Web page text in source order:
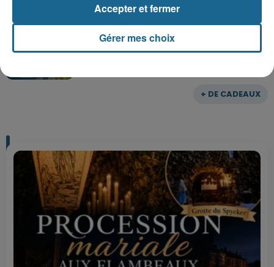
+ DE CADEAUX
Gagnez vos entrées pour Plopsaland
Gérer mes choix
Accepter et fermer